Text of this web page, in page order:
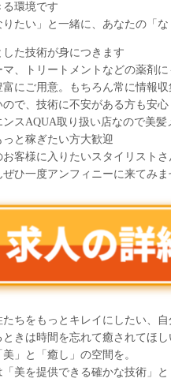
る環境です
りたい」と一緒に、あなたの「
た技術が身につきます
マ、トリートメントなどの薬剤
にご用意。もちろん常に情報
ので、技術に不安がある方も安
スAQUA取り扱い店なので美
と稼ぎたい方大歓迎
お客様に入りたいスタイリスト
ぜひ一度アンフィニーに来てみま
ちをもっとキレイにしたい、自
きは時間を忘れて癒されてほし
」と「癒し」の空間を。
「美を提供できる確かな技術」